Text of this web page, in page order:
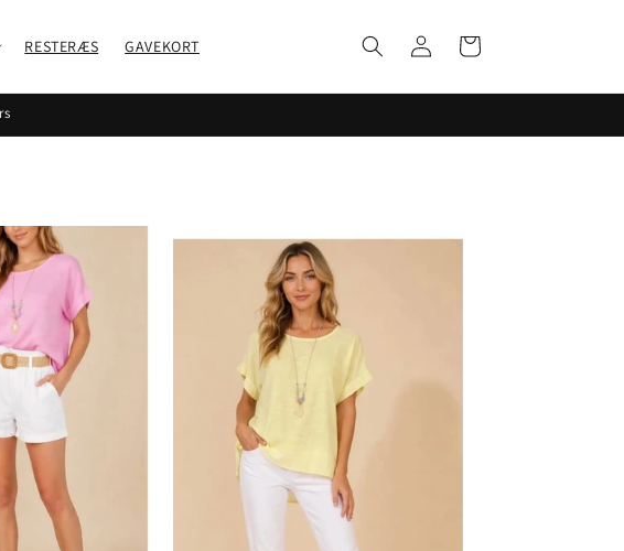
RESTERÆS GAVEKORT
Log
ind
Indkøbskurv